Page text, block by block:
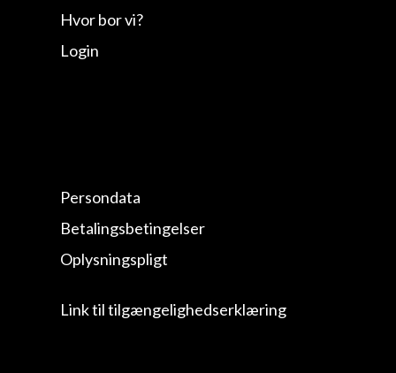
Hvor bor vi?
Login
Persondata
Betalingsbetingelser
Oplysningspligt
Link til tilgængelighedserklæring